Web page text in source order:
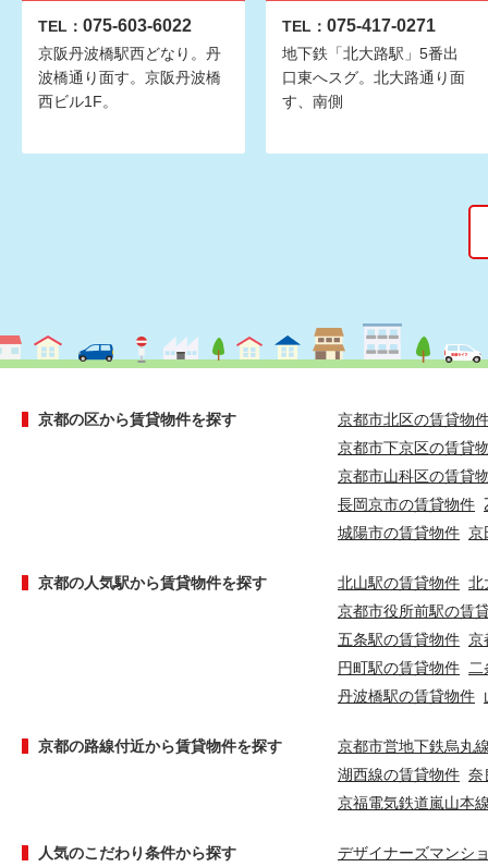
TEL： 075-603-6022
京阪丹波橋駅西どなり。丹
波橋通り面す。京阪丹波橋
西ビル1F。
TEL： 075-417-0271
地下鉄「北大路駅」5番出
口東へスグ。北大路通り面
す、南側
京都の区から賃貸物件を探す
京都市北区の賃貸物
京都市下京区の賃貸
京都市山科区の賃貸
長岡京市の賃貸物件
城陽市の賃貸物件 京
京都の人気駅から賃貸物件を探す 北山駅の賃貸物件 北
京都市役所前駅の賃
五条駅の賃貸物件 京
円町駅の賃貸物件
丹波橋駅の賃貸物件
京都の路線付近から賃貸物件を探す
京都市営地下鉄烏丸
湖西線の賃貸物件 奈
京福電気鉄道嵐山本
人気のこだわり条件から探す
デザイナーズマンシ